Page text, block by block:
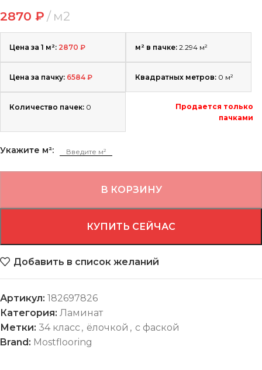
2870 ₽ м2
Цена за 1 м²: 2870 ₽ м² в пачке: 2.294 м²
Цена за пачку: 6584 ₽ Квадратных метров: 0 м²
Количество пачек: 0
Продается только
пачками
Укажите м²:
В КОРЗИНУ
КУПИТЬ СЕЙЧАС
Добавить в список желаний
Артикул: 182697826
Категория: Ламинат
Метки: 34 класс, ёлочкой , с фаской
Brand: Mostflooring